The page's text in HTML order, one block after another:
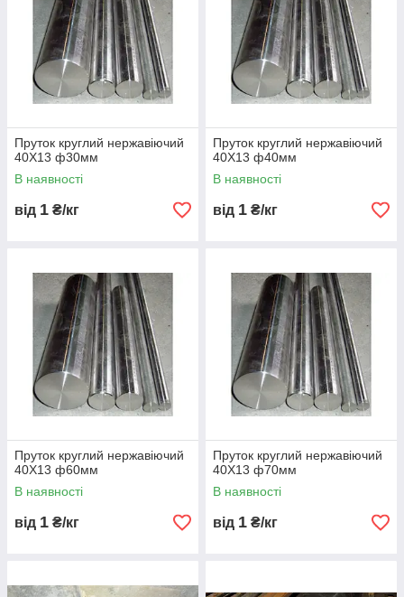
Пруток круглий нержавіючий
40Х13 ф30мм
В наявності
від 1 ₴/кг
Пруток круглий нержавіючий
40Х13 ф40мм
В наявності
від 1 ₴/кг
Пруток круглий нержавіючий
40Х13 ф60мм
В наявності
від 1 ₴/кг
Пруток круглий нержавіючий
40Х13 ф70мм
В наявності
від 1 ₴/кг